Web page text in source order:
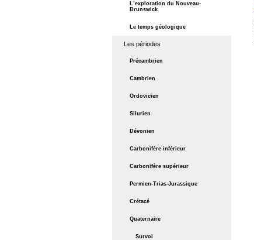
L’exploration du Nouveau-
Brunswick
Le temps géologique
Les périodes
Précambrien
Cambrien
Ordovicien
Silurien
Dévonien
Carbonifère inférieur
Carbonifère supérieur
Permien-Trias-Jurassique
Crétacé
Quaternaire
Survol